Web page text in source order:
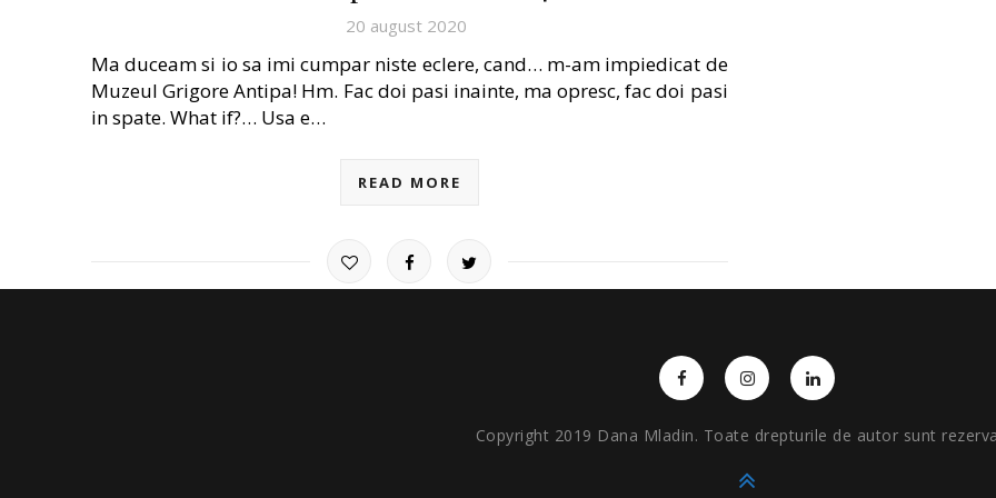
20 august 2020
Ma duceam si io sa imi cumpar niste eclere, cand… m-am impiedicat de
Muzeul Grigore Antipa! Hm. Fac doi pasi inainte, ma opresc, fac doi pasi
in spate. What if?… Usa e…
READ MORE
Copyright 2019 Dana Mladin. Toate drepturile de autor sunt